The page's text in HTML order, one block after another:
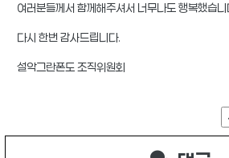
여러분들께서 함께해주셔서 너무나도 행복했습니
다시 한번 감사드립니다.
설악그란폰도 조직위원회